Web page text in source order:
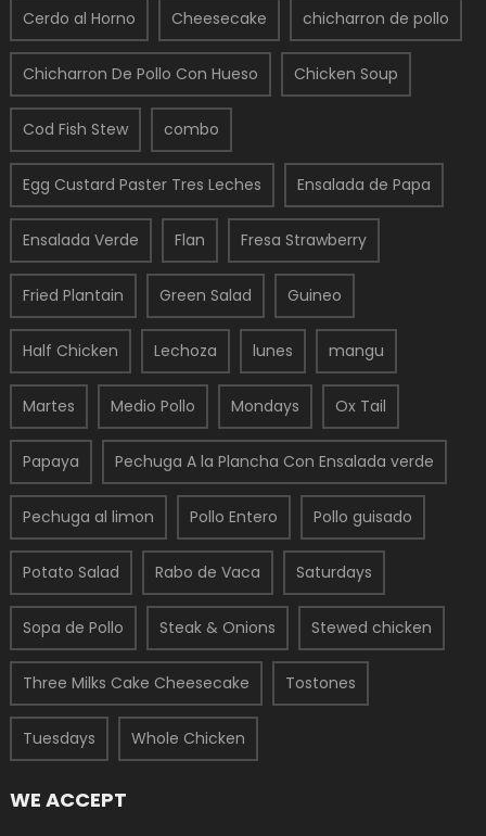
Cerdo al Horno Cheesecake chicharron de pollo
Chicharron De Pollo Con Hueso Chicken Soup
Cod Fish Stew combo
Egg Custard Paster Tres Leches Ensalada de Papa
Ensalada Verde Flan Fresa Strawberry
Fried Plantain Green Salad Guineo
Half Chicken Lechoza lunes mangu
Martes Medio Pollo Mondays Ox Tail
Papaya Pechuga A la Plancha Con Ensalada verde
Pechuga al limon Pollo Entero Pollo guisado
Potato Salad Rabo de Vaca Saturdays
Sopa de Pollo Steak & Onions Stewed chicken
Three Milks Cake Cheesecake Tostones
Tuesdays Whole Chicken
WE ACCEPT